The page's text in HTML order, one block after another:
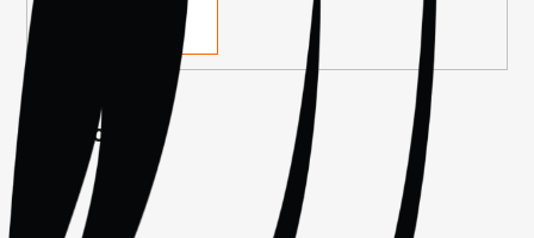
PŘIHLÁSIT SE
Facebook